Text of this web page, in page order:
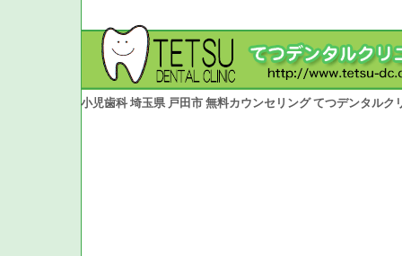
小児歯科 埼玉県 戸田市 無料カウンセリング てつデンタルク